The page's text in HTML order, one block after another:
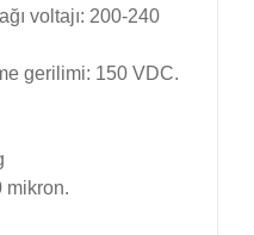
voltajı: 200-240
gerilimi: 150 VDC.
mikron.